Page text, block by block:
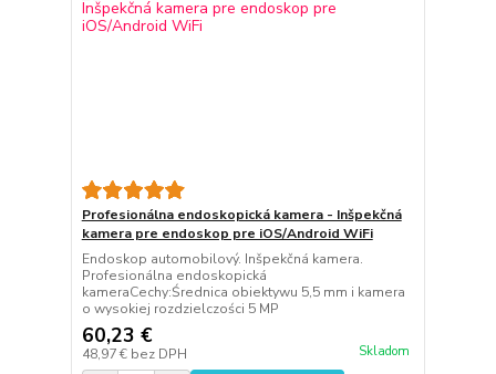
Profesionálna endoskopická kamera - Inšpekčná
kamera pre endoskop pre iOS/Android WiFi
Endoskop automobilový. Inšpekčná kamera.
Profesionálna endoskopická
kameraCechy:Średnica obiektywu 5,5 mm i kamera
o wysokiej rozdzielczości 5 MP
60,23 €
48,97 € bez DPH Skladom